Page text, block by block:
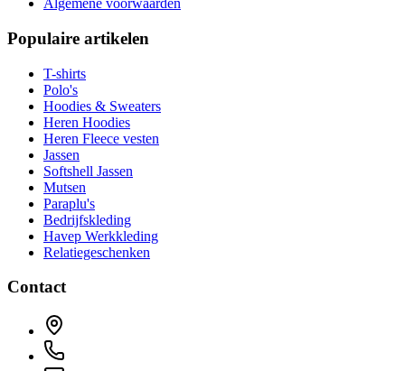
Algemene voorwaarden
Populaire artikelen
T-shirts
Polo's
Hoodies & Sweaters
Heren Hoodies
Heren Fleece vesten
Jassen
Softshell Jassen
Mutsen
Paraplu's
Bedrijfskleding
Havep Werkkleding
Relatiegeschenken
Contact